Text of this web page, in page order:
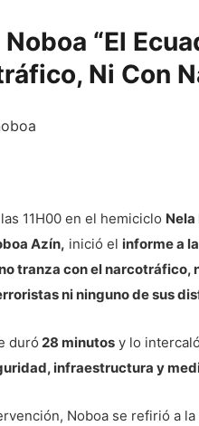
“El
Ni Con
11H00 en el hemiciclo
Azín, inició el informe a
tranza con el narcotráfico,
ni ninguno de sus
duró 28 minutos y lo
infraestructura y
Noboa se refirió a la